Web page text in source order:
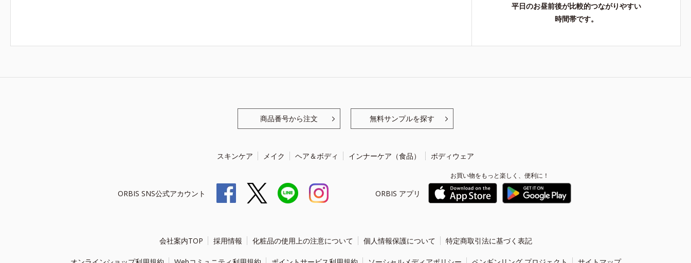
平日のお昼前後が比較的つながりやすい
時間帯です。
商品番号から注文 無料サンプルを探す
スキンケア メイク ヘア＆ボディ インナーケア（食品） ボディウェア
ORBIS SNS公式アカウント ORBIS アプリ
お買い物をもっと楽しく、便利に！
会社案内TOP 採用情報 化粧品の使用上の注意について 個人情報保護について 特定商取引法に基づく表記